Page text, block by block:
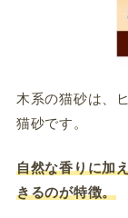
木系の猫砂は、
猫砂です。
自然な香りに加
きるのが特徴。